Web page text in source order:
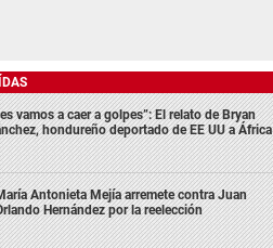
vamos a caer a golpes”: El relato de Bryan
hondureño deportado de EE UU a África
Antonieta Mejía arremete contra Juan
Hernández por la reelección